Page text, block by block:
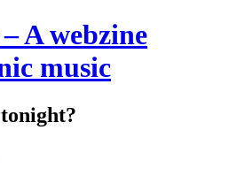
A webzine
music